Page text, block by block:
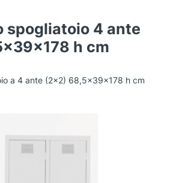
spogliatoio 4 ante
h cm
a 4 ante (2×2) 68,5x39x178 h cm